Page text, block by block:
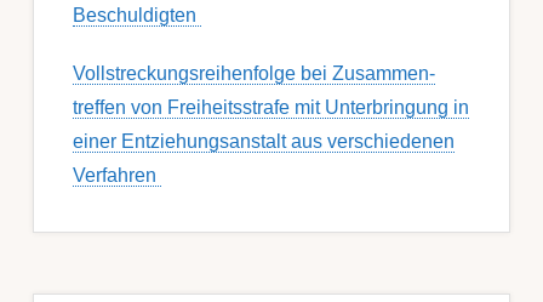
Beschuldigten
Voll­streckungs­­­reihenfolge bei Zusamm­­en­
treffen von Frei­heits­strafe mit Unter­bring­ung in
einer Ent­ziehungs­anstalt aus ver­schied­enen
Ver­fahren